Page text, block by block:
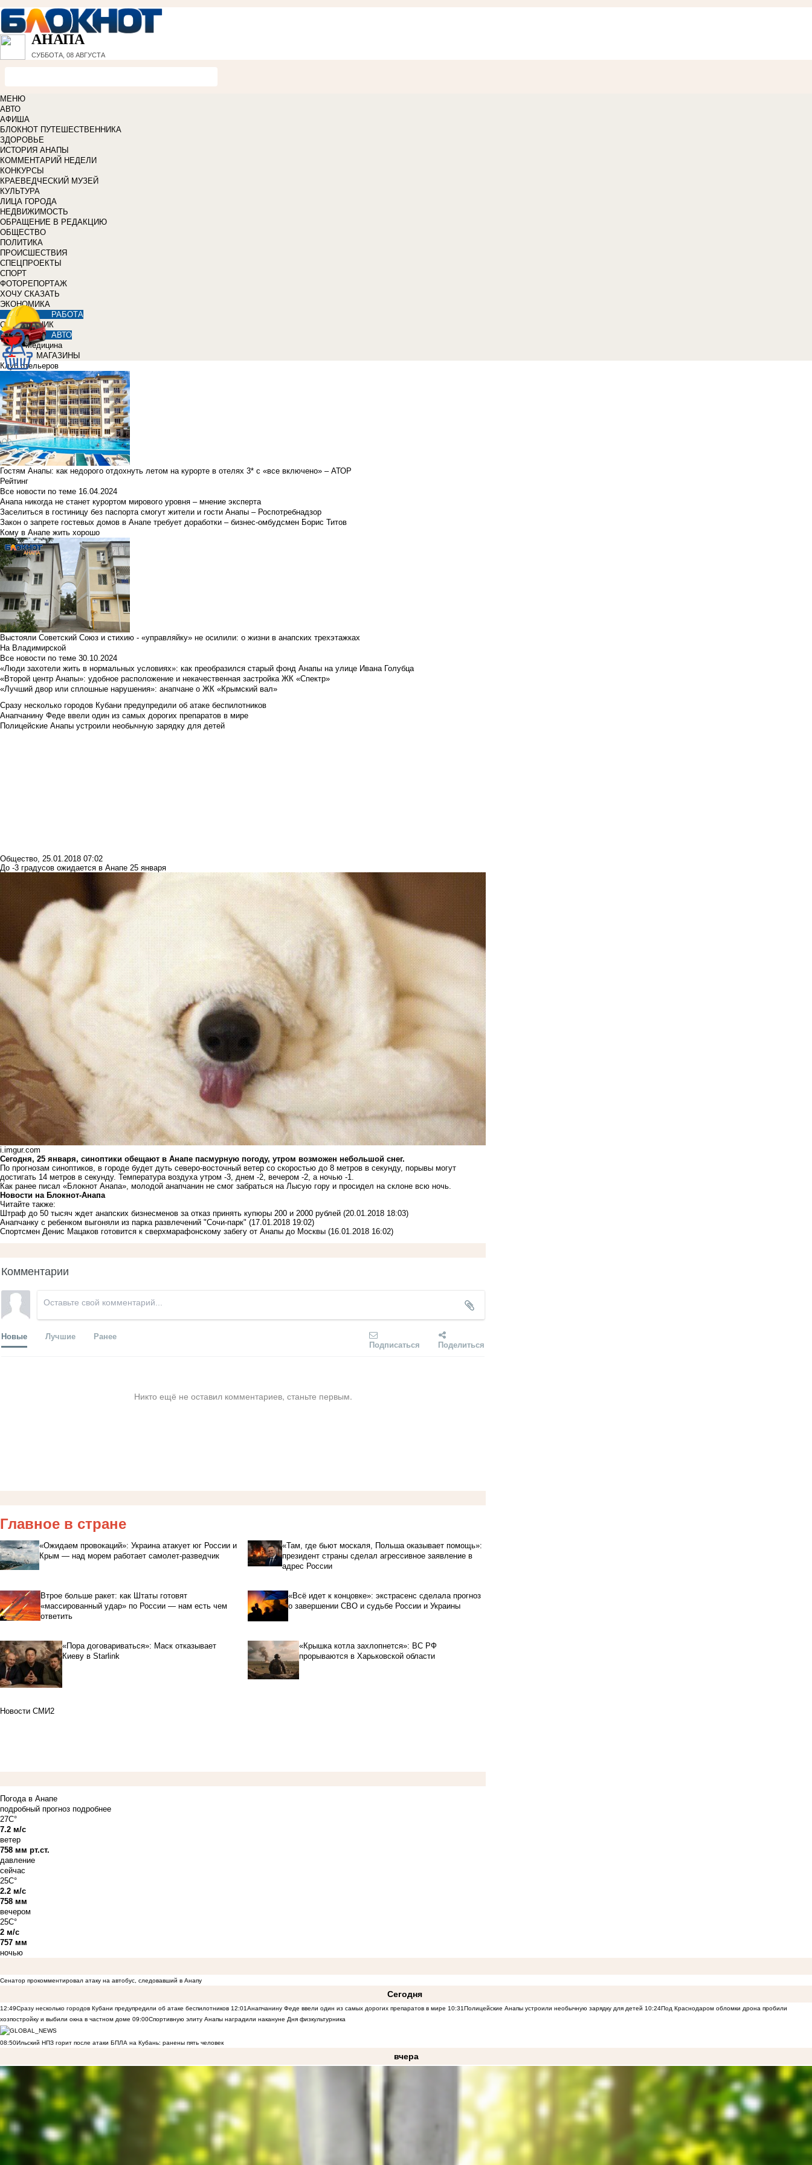
АНАПА
СУББОТА, 08 АВГУСТА
МЕНЮ
АВТО
АФИША
БЛОКНОТ ПУТЕШЕСТВЕННИКА
ЗДОРОВЬЕ
ИСТОРИЯ АНАПЫ
КОММЕНТАРИЙ НЕДЕЛИ
КОНКУРСЫ
КРАЕВЕДЧЕСКИЙ МУЗЕЙ
КУЛЬТУРА
ЛИЦА ГОРОДА
НЕДВИЖИМОСТЬ
ОБРАЩЕНИЕ В РЕДАКЦИЮ
ОБЩЕСТВО
ПОЛИТИКА
ПРОИСШЕСТВИЯ
СПЕЦПРОЕКТЫ
СПОРТ
ФОТОРЕПОРТАЖ
ХОЧУ СКАЗАТЬ
ЭКОНОМИКА
РАБОТА
СПРАВОЧНИК
АВТО
Медицина
МАГАЗИНЫ
Клуб отельеров
Гостям Анапы: как недорого отдохнуть летом на курорте в отелях 3* с «все включено» – АТОР
Рейтинг
Все новости по теме 16.04.2024
Анапа никогда не станет курортом мирового уровня – мнение эксперта
Заселиться в гостиницу без паспорта смогут жители и гости Анапы – Роспотребнадзор
Закон о запрете гостевых домов в Анапе требует доработки – бизнес-омбудсмен Борис Титов
Кому в Анапе жить хорошо
Выстояли Советский Союз и стихию - «управляйку» не осилили: о жизни в анапских трехэтажках
На Владимирской
Все новости по теме 30.10.2024
«Люди захотели жить в нормальных условиях»: как преобразился старый фонд Анапы на улице Ивана Голубца
«Второй центр Анапы»: удобное расположение и некачественная застройка ЖК «Спектр»
«Лучший двор или сплошные нарушения»: анапчане о ЖК «Крымский вал»
Сразу несколько городов Кубани предупредили об атаке беспилотников
Анапчанину Феде ввели один из самых дорогих препаратов в мире
Полицейские Анапы устроили необычную зарядку для детей
Общество, 25.01.2018 07:02
До -3 градусов ожидается в Анапе 25 января
i.imgur.com
Сегодня, 25 января, синоптики обещают в Анапе пасмурную погоду, утром возможен небольшой снег.
По прогнозам синоптиков, в городе будет дуть северо-восточный ветер со скоростью до 8 метров в секунду, порывы могут
достигать 14 метров в секунду. Температура воздуха утром -3, днем -2, вечером -2, а ночью -1.
Как ранее писал «Блокнот Анапа», молодой анапчанин не смог забраться на Лысую гору и просидел на склоне всю ночь.
Новости на Блoкнoт-Анапа
Читайте также:
Штраф до 50 тысяч ждет анапских бизнесменов за отказ принять купюры 200 и 2000 рублей (20.01.2018 18:03)
Анапчанку с ребенком выгоняли из парка развлечений "Сочи-парк" (17.01.2018 19:02)
Спортсмен Денис Мацаков готовится к сверхмарафонскому забегу от Анапы до Москвы (16.01.2018 16:02)
Комментарии
Новые Лучшие Ранее
Подписаться Поделиться
Никто ещё не оставил комментариев, станьте первым.
Главное в стране
«Ожидаем провокаций»: Украина атакует юг России и
Крым — над морем работает самолет-разведчик
«Там, где бьют москаля, Польша оказывает помощь»:
президент страны сделал агрессивное заявление в
адрес России
Втрое больше ракет: как Штаты готовят
«массированный удар» по России — нам есть чем
ответить
«Всё идет к концовке»: экстрасенс сделала прогноз
о завершении СВО и судьбе России и Украины
«Пора договариваться»: Маск отказывает
Киеву в Starlink
«Крышка котла захлопнется»: ВС РФ
прорываются в Харьковской области
Новости СМИ2
Погода в Анапе
подробный прогноз подробнее
27C°
7.2 м/с
ветер
758 мм рт.ст.
давление
сейчас
25C°
2.2 м/с
758 мм
вечером
25C°
2 м/с
757 мм
ночью
Сенатор прокомментировал атаку на автобус, следовавший в Анапу
Сегодня
12:49Сразу несколько городов Кубани предупредили об атаке беспилотников 12:01Анапчанину Феде ввели один из самых дорогих препаратов в мире 10:31Полицейские Анапы устроили необычную зарядку для детей 10:24Под Краснодаром обломки дрона пробили
хозпостройку и выбили окна в частном доме 09:00Спортивную элиту Анапы наградили накануне Дня физкультурника
08:50Ильский НПЗ горит после атаки БПЛА на Кубань: ранены пять человек
вчера